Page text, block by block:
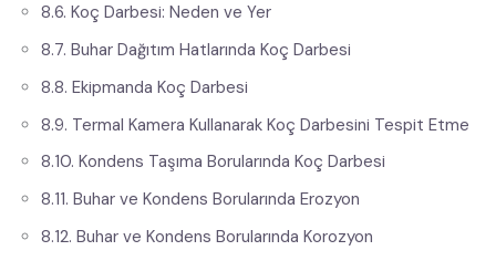
8.6. Koç Darbesi: Neden ve Yer
8.7. Buhar Dağıtım Hatlarında Koç Darbesi
8.8. Ekipmanda Koç Darbesi
8.9. Termal Kamera Kullanarak Koç Darbesini Tespit Etme
8.10. Kondens Taşıma Borularında Koç Darbesi
8.11. Buhar ve Kondens Borularında Erozyon
8.12. Buhar ve Kondens Borularında Korozyon